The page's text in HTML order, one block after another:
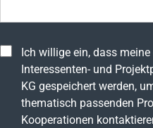
Ich willige ein, dass
Interessenten- und
KG gespeichert werden,
thematisch passenden
Kooperationen